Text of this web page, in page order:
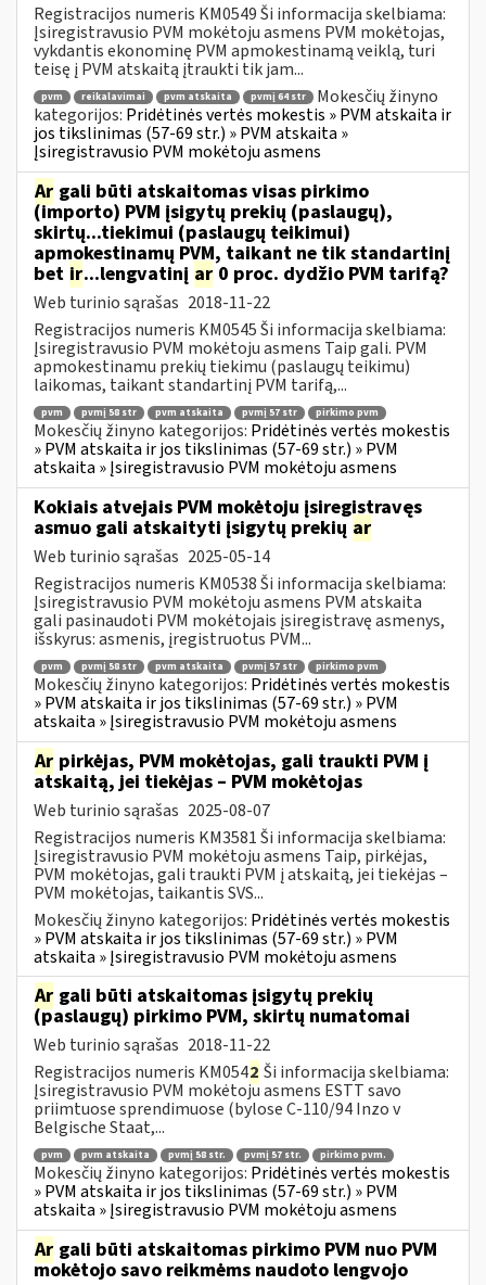
Registracijos numeris KM0549 Ši informacija skelbiama:
Įsiregistravusio PVM mokėtoju asmens PVM mokėtojas,
vykdantis ekonominę PVM apmokestinamą veiklą, turi
teisę į PVM atskaitą įtraukti tik jam...
pvm reikalavimai pvm atskaita pvmį 64 str
Mokesčių žinyno
kategorijos: Pridėtinės vertės mokestis » PVM atskaita ir
jos tikslinimas (57-69 str.) » PVM atskaita »
Įsiregistravusio PVM mokėtoju asmens
Ar gali būti atskaitomas visas pirkimo
(importo) PVM įsigytų prekių (paslaugų),
skirtų...tiekimui (paslaugų teikimui)
apmokestinamų PVM, taikant ne tik standartinį
bet ir...lengvatinį ar 0 proc. dydžio PVM tarifą?
Web turinio sąrašas 2018-11-22
Registracijos numeris KM0545 Ši informacija skelbiama:
Įsiregistravusio PVM mokėtoju asmens Taip gali. PVM
apmokestinamu prekių tiekimu (paslaugų teikimu)
laikomas, taikant standartinį PVM tarifą,...
pvm pvmį 58 str pvm atskaita pvmį 57 str pirkimo pvm
Mokesčių žinyno kategorijos: Pridėtinės vertės mokestis
» PVM atskaita ir jos tikslinimas (57-69 str.) » PVM
atskaita » Įsiregistravusio PVM mokėtoju asmens
Kokiais atvejais PVM mokėtoju įsiregistravęs
asmuo gali atskaityti įsigytų prekių ar
Web turinio sąrašas 2025-05-14
Registracijos numeris KM0538 Ši informacija skelbiama:
Įsiregistravusio PVM mokėtoju asmens PVM atskaita
gali pasinaudoti PVM mokėtojais įsiregistravę asmenys,
išskyrus: asmenis, įregistruotus PVM...
pvm pvmį 58 str pvm atskaita pvmį 57 str pirkimo pvm
Mokesčių žinyno kategorijos: Pridėtinės vertės mokestis
» PVM atskaita ir jos tikslinimas (57-69 str.) » PVM
atskaita » Įsiregistravusio PVM mokėtoju asmens
Ar pirkėjas, PVM mokėtojas, gali traukti PVM į
atskaitą, jei tiekėjas – PVM mokėtojas
Web turinio sąrašas 2025-08-07
Registracijos numeris KM3581 Ši informacija skelbiama:
Įsiregistravusio PVM mokėtoju asmens Taip, pirkėjas,
PVM mokėtojas, gali traukti PVM į atskaitą, jei tiekėjas –
PVM mokėtojas, taikantis SVS...
Mokesčių žinyno kategorijos: Pridėtinės vertės mokestis
» PVM atskaita ir jos tikslinimas (57-69 str.) » PVM
atskaita » Įsiregistravusio PVM mokėtoju asmens
Ar gali būti atskaitomas įsigytų prekių
(paslaugų) pirkimo PVM, skirtų numatomai
Web turinio sąrašas 2018-11-22
Registracijos numeris KM0542 Ši informacija skelbiama:
Įsiregistravusio PVM mokėtoju asmens ESTT savo
priimtuose sprendimuose (bylose C-110/94 Inzo v
Belgische Staat,...
pvm pvm atskaita pvmį 58 str. pvmį 57 str. pirkimo pvm.
Mokesčių žinyno kategorijos: Pridėtinės vertės mokestis
» PVM atskaita ir jos tikslinimas (57-69 str.) » PVM
atskaita » Įsiregistravusio PVM mokėtoju asmens
Ar gali būti atskaitomas pirkimo PVM nuo PVM
mokėtojo savo reikmėms naudoto lengvojo